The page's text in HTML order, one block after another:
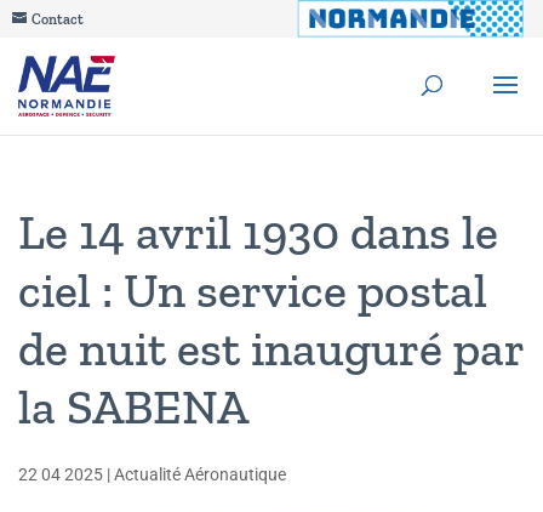
Contact
Le 14 avril 1930 dans le
ciel : Un service postal
de nuit est inauguré par
la SABENA
22 04 2025 |Actualité Aéronautique